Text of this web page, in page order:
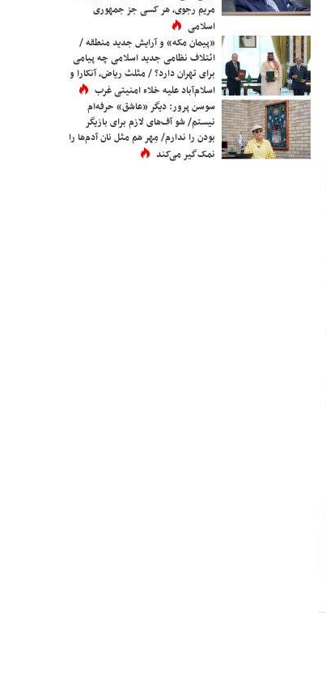
مریم رجوی، هر کسی جز جمهوری
اسلامی
«پیمان مکه» و آرایش جدید منطقه /
ائتلاف نظامی جدید اسلامی چه پیامی
برای تهران دارد؟ / مثلث ریاض، آنکارا و
اسلام‌آباد علیه خلاء امنیتی غرب
سوسن پرور: دیگر «عاشق» حرفه‌ام
نیستم/ شو آف‌های لازم برای بازیگر
بودن را ندارم/ مِهر هم مثل نان آدم‌ها را
نمک‌گیر می‌کند